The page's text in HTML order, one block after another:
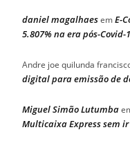
daniel magalhaesemE-
5.807% na era pós-Covid-
Andre joe quilunda
digital para emissão de
Miguel Simão Lutumba
Multicaixa Express sem ir